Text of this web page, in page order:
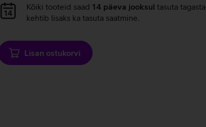
Andmete
laadimine
Kõiki tooteid saad 14 päeva jooksul tasuta
kehtib lisaks ka tasuta saatmine.
Lisan ostukorvi